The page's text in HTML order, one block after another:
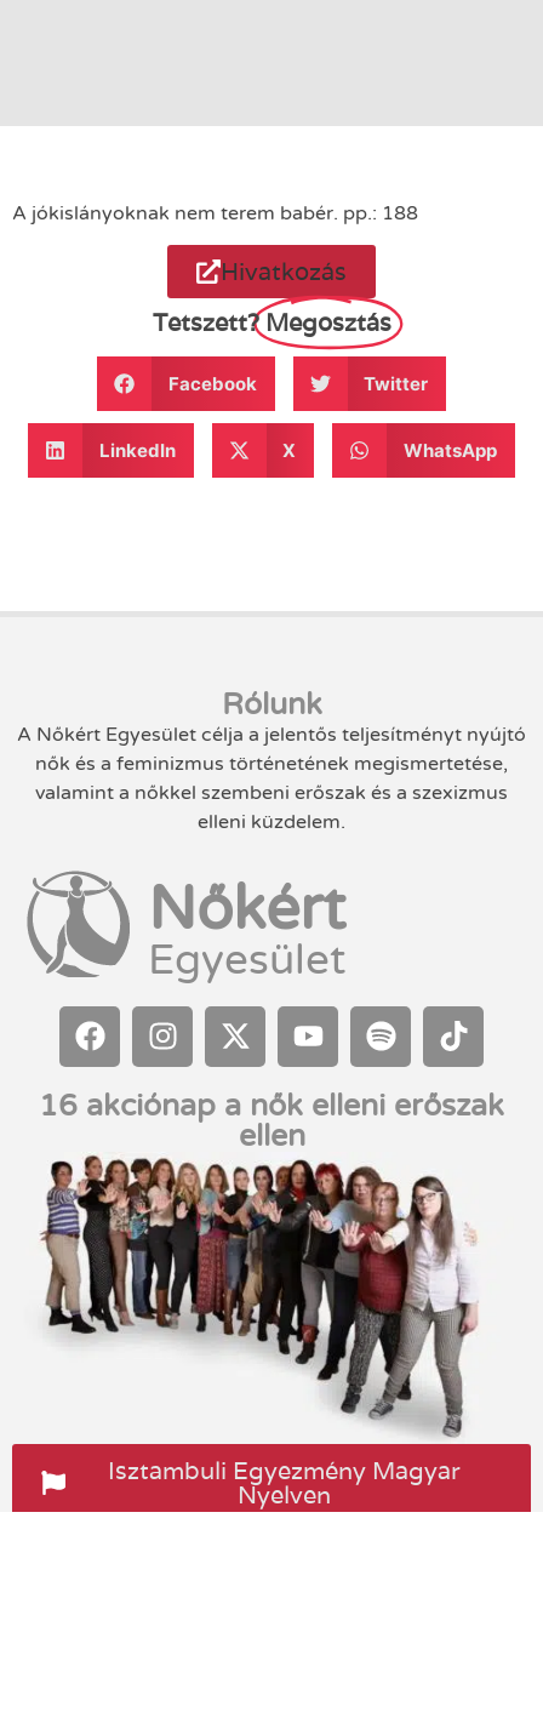
A ​jókislányoknak nem terem babér. pp.: 188
Hivatkozás
Tetszett? Megosztás
Facebook Twitter
LinkedIn X WhatsApp
Rólunk
A Nőkért Egyesület célja a jelentős teljesítményt nyújtó
nők és a feminizmus történetének megismertetése,
valamint a nőkkel szembeni erőszak és a szexizmus
elleni küzdelem.
Nőkért
Egyesület
16 akciónap a nők elleni erőszak
ellen
Isztambuli Egyezmény Magyar
Nyelven